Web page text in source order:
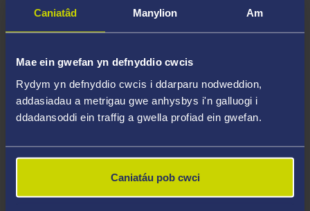
Caniatâd Manylion Am
Mae ein gwefan yn defnyddio cwcis
Rydym yn defnyddio cwcis i ddarparu nodweddion,
addasiadau a metrigau gwe anhysbys i'n galluogi i
ddadansoddi ein traffig a gwella profiad ein gwefan.
Caniatáu pob cwci
Cwrdd â'n tîm CIF